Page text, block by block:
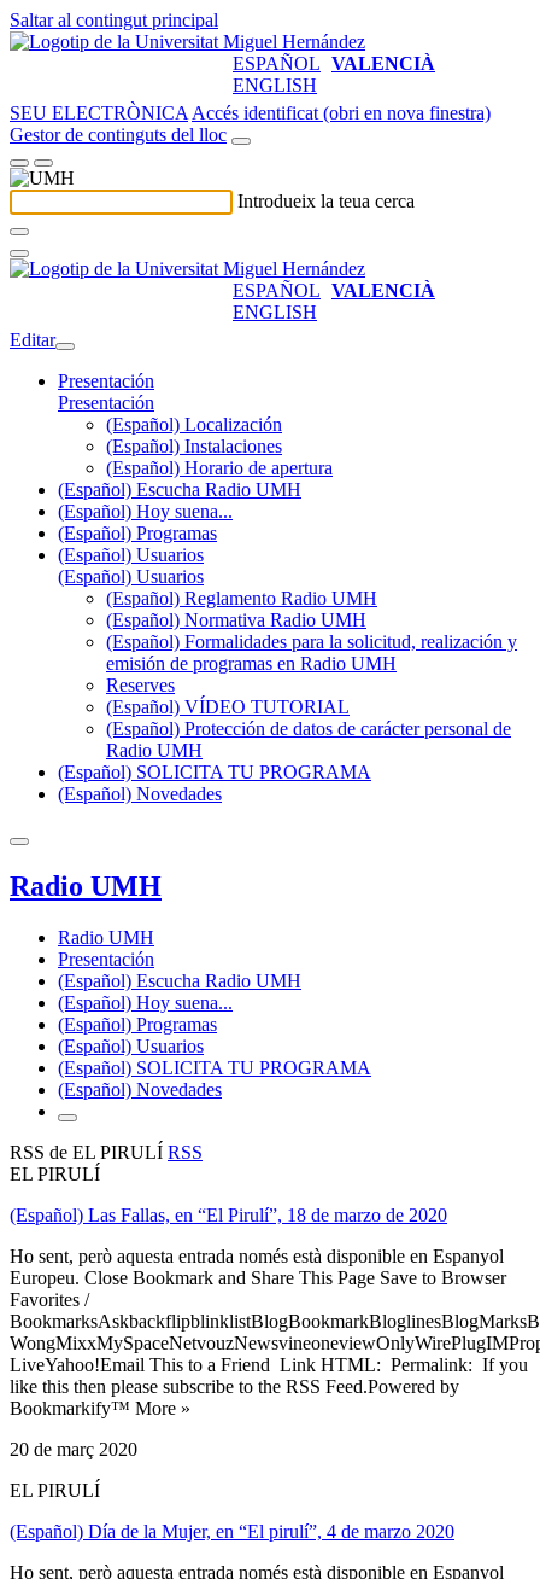
Saltar al contingut principal
ESPAÑOL VALENCIÀ
ENGLISH
SEU ELECTRÒNICA Accés identificat (obri en nova finestra)
Gestor de continguts del lloc
Introdueix la teua cerca
ESPAÑOL VALENCIÀ
ENGLISH
Editar
Presentación
Presentación
(Español) Localización
(Español) Instalaciones
(Español) Horario de apertura
(Español) Escucha Radio UMH
(Español) Hoy suena...
(Español) Programas
(Español) Usuarios
(Español) Usuarios
(Español) Reglamento Radio UMH
(Español) Normativa Radio UMH
(Español) Formalidades para la solicitud, realización y
emisión de programas en Radio UMH
Reserves
(Español) VÍDEO TUTORIAL
(Español) Protección de datos de carácter personal de
Radio UMH
(Español) SOLICITA TU PROGRAMA
(Español) Novedades
Radio UMH
Radio UMH
Presentación
(Español) Escucha Radio UMH
(Español) Hoy suena...
(Español) Programas
(Español) Usuarios
(Español) SOLICITA TU PROGRAMA
(Español) Novedades
RSS de EL PIRULÍ RSS
EL PIRULÍ
(Español) Las Fallas, en “El Pirulí”, 18 de marzo de 2020
Ho sent, però aquesta entrada només està disponible en Espanyol
Europeu. Close Bookmark and Share This Page Save to Browser
Favorites /
LiveYahoo!Email This to a Friend Link HTML: Permalink: If you
like this then please subscribe to the RSS Feed.Powered by
Bookmarkify™ More »
20 de març 2020
EL PIRULÍ
(Español) Día de la Mujer, en “El pirulí”, 4 de marzo 2020
Ho sent, però aquesta entrada només està disponible en Espanyol